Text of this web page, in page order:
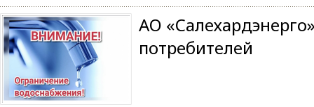
АО
потребителей